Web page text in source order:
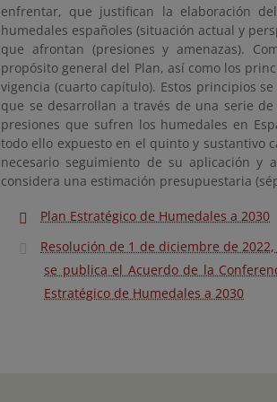
enfrentar, que justifican la elaboración
humedales españoles (situación actual y
que afrontan (presiones y amenazas).
propósito general del Plan, así como los
vigencia (cuarto capítulo). Estos principios
que se desarrollan a través de una serie
presiones que sufren los humedales en
todo ello expuesto en el quinto y sustantivo
necesario seguimiento de su aplicación y
considera una estimación presupuestaria
Plan Estratégico de Humedales a 2030
Resolución de 1 de diciembre de
se publica el Acuerdo de la
Estratégico de Humedales a 2030